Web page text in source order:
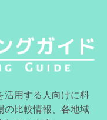
活用する人向けに料
の比較情報、各地域